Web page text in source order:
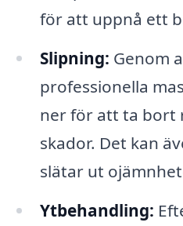
för att uppnå ett
Slipning: Genom
professionella
ner för att ta bort
skador. Det kan
slätar ut
Ytbehandling: